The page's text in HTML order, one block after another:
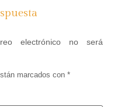
electrónico no será
marcados con *